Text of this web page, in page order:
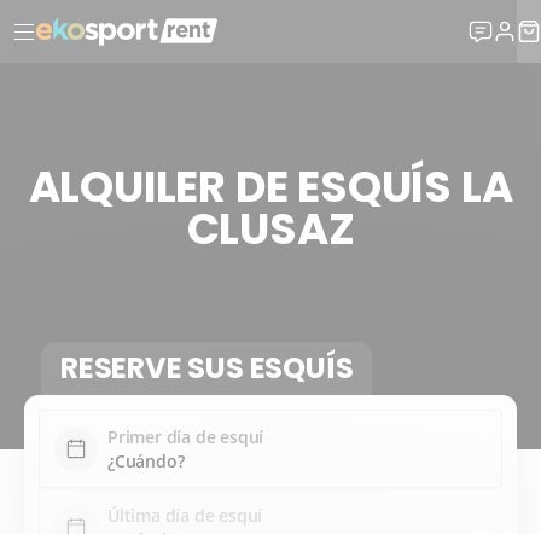
ALQUILER DE ESQUÍS LA
CLUSAZ
RESERVE SUS ESQUÍS
Primer día de esquí
Última día de esquí